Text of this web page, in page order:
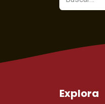
Explora